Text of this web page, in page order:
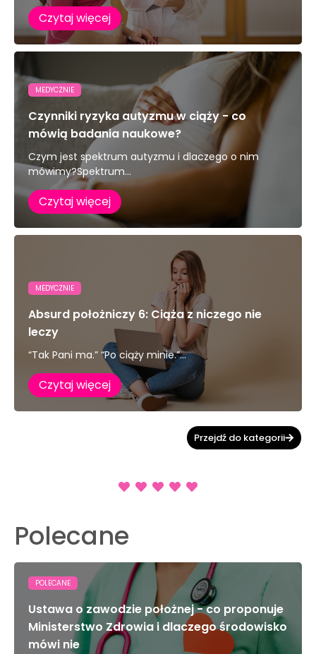
Czytaj więcej
MEDYCZNIE
Czynniki ryzyka autyzmu w ciąży - co
mówią badania naukowe?
Czym jest spektrum autyzmu i dlaczego o nim
mówimy?Spektrum...
Czytaj więcej
MEDYCZNIE
Absurd położniczy 6: Ciąża z niczego nie
leczy
“Tak Pani ma.” “Po ciąży minie.”...
Czytaj więcej
Przejdź do kategorii
Polecane
POLECANE
Ustawa o zawodzie położnej - co proponuje
Ministerstwo Zdrowia i dlaczego środowisko
mówi nie